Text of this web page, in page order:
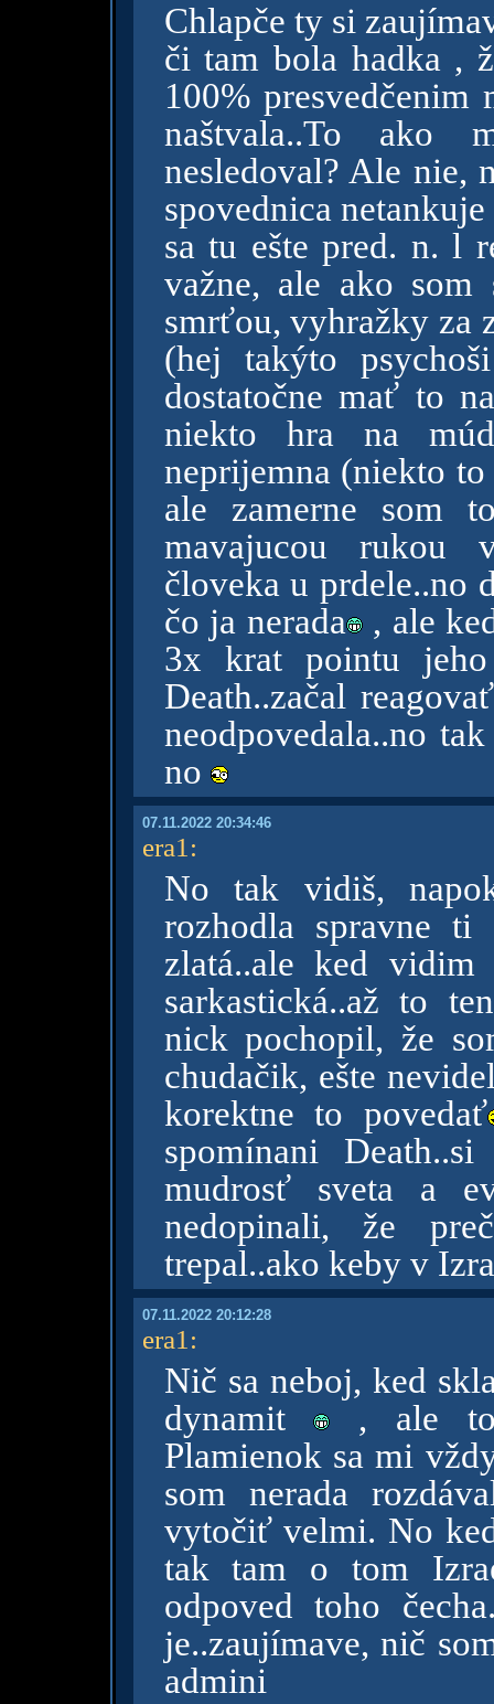
Chlapče ty si
či tam bola hadka ,
100% presvedčenim
naštvala..To
nesledoval? Ale nie,
spovednica
sa tu ešte pred. n. l
važne, ale ako som
smrťou, vyhražky za
(hej takýto
dostatočne mať to
niekto hra na
neprijemna (niekto
ale zamerne som
mavajucou rukou
človeka u prdele..no
čo ja nerada , ale
3x krat pointu
Death..začal
neodpovedala..no
no
07.11.2022 20:34:46
era1 :
No tak vidiš,
rozhodla spravne
zlatá..ale ked
sarkastická..až to
nick pochopil, že
chudačik, ešte
korektne to povedať
spomínani
mudrosť sveta a
nedopinali, že
trepal..ako keby v
07.11.2022 20:12:28
era1 :
Nič sa neboj, ked
dynamit
, ale to
Plamienok sa mi
som nerada
vytočiť velmi. No
tak tam o tom
odpoved toho
je..zaujímave, nič
admini